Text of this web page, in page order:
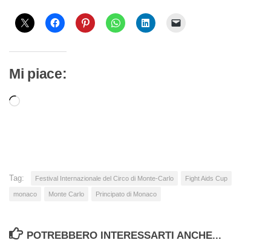
Mi piace:
Caricamento
Tag: Festival Internazionale del Circo di Monte-Carlo Fight Aids Cup
monaco Monte Carlo Principato di Monaco
POTREBBERO INTERESSARTI ANCHE...